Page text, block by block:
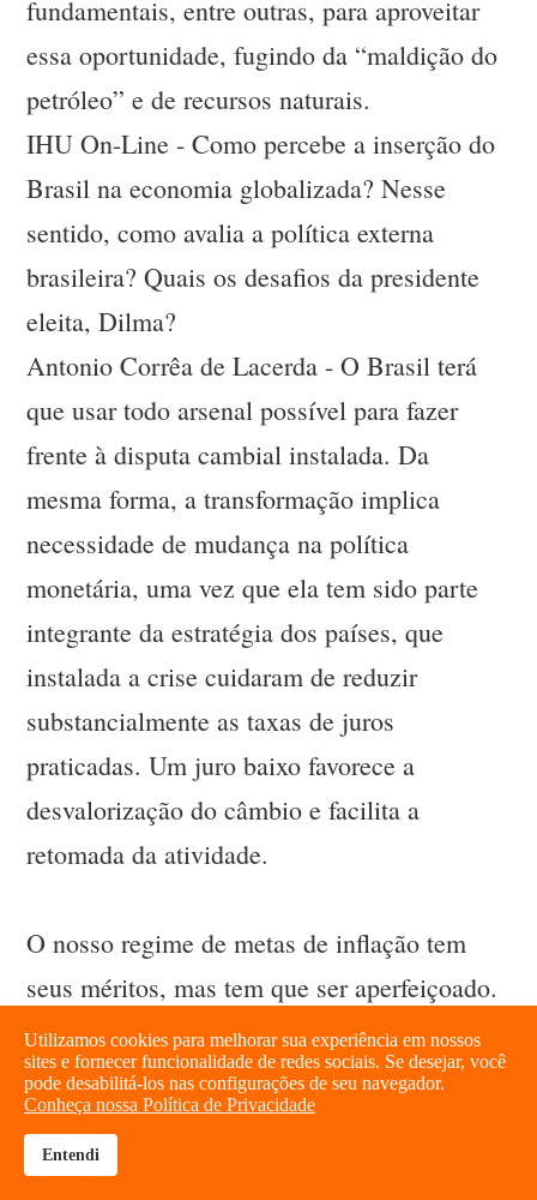
fundamentais, entre outras, para aproveitar
essa oportunidade, fugindo da “maldição do
petróleo” e de recursos naturais.
IHU On-Line - Como percebe a inserção do
Brasil na economia globalizada? Nesse
sentido, como avalia a política externa
brasileira? Quais os desafios da presidente
eleita, Dilma?
Antonio Corrêa de Lacerda - O Brasil terá
que usar todo arsenal possível para fazer
frente à disputa cambial instalada. Da
mesma forma, a transformação implica
necessidade de mudança na política
monetária, uma vez que ela tem sido parte
integrante da estratégia dos países, que
instalada a crise cuidaram de reduzir
substancialmente as taxas de juros
praticadas. Um juro baixo favorece a
desvalorização do câmbio e facilita a
retomada da atividade.
O nosso regime de metas de inflação tem
seus méritos, mas tem que ser aperfeiçoado.
É preciso ampliar a desindexação da
economia, definir um horizonte mais
estendido no prazo de cumprimento da meta,
além de rever o que considerar como
brightness_high
Utilizamos cookies para melhorar sua experiência em nossos
sites e fornecer funcionalidade de redes sociais. Se desejar, você
pode desabilitá-los nas configurações de seu navegador.
Conheça nossa Política de Privacidade
Entendi